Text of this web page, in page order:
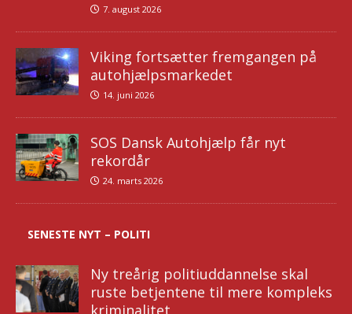
7. august 2026
Viking fortsætter fremgangen på
autohjælpsmarkedet
14. juni 2026
SOS Dansk Autohjælp får nyt
rekordår
24. marts 2026
SENESTE NYT – POLITI
Ny treårig politiuddannelse skal
ruste betjentene til mere kompleks